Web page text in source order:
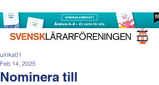
Nominera till
ulrika01
Feb 14, 2025